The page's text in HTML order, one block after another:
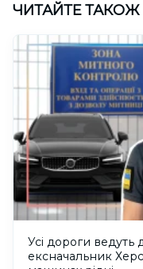
ЧИТАЙТЕ ТАКОЖ
Усі дороги ведуть
ексначальник